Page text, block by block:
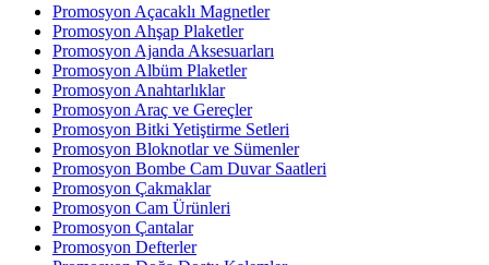
Promosyon Açacaklı Magnetler
Promosyon Ahşap Plaketler
Promosyon Ajanda Aksesuarları
Promosyon Albüm Plaketler
Promosyon Anahtarlıklar
Promosyon Araç ve Gereçler
Promosyon Bitki Yetiştirme Setleri
Promosyon Bloknotlar ve Sümenler
Promosyon Bombe Cam Duvar Saatleri
Promosyon Çakmaklar
Promosyon Cam Ürünleri
Promosyon Çantalar
Promosyon Defterler